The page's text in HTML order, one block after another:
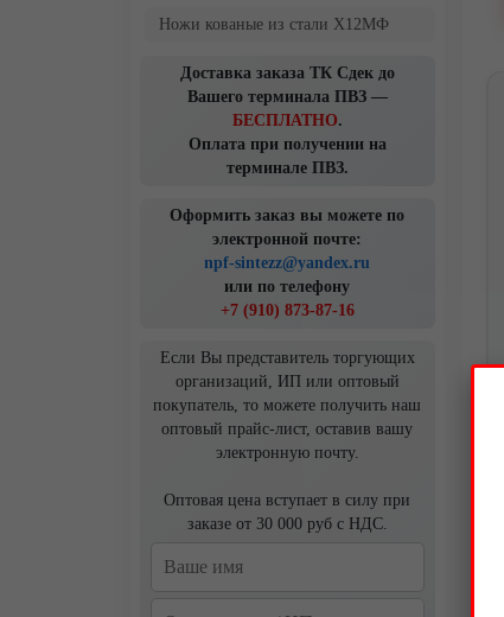
Ножи кованые из стали Х12МФ
Доставка заказа ТК Сдек до
Вашего терминала ПВЗ —
БЕСПЛАТНО.
Оплата при получении на
терминале ПВЗ.
Оформить заказ вы можете по
электронной почте:
npf-sintezz@yandex.ru
или по телефону
+7 (910) 873-87-16
Если Вы представитель торгующих
организаций, ИП или оптовый
покупатель, то можете получить наш
оптовый прайс-лист, оставив вашу
электронную почту.
Оптовая цена вступает в силу при
заказе от 30 000 руб с НДС.